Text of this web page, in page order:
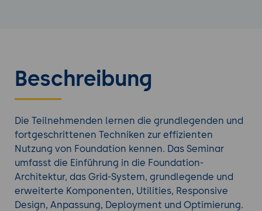
Beschreibung
Die Teilnehmenden lernen die grundlegenden und
fortgeschrittenen Techniken zur effizienten
Nutzung von Foundation kennen. Das Seminar
umfasst die Einführung in die Foundation-
Architektur, das Grid-System, grundlegende und
erweiterte Komponenten, Utilities, Responsive
Design, Anpassung, Deployment und Optimierung.